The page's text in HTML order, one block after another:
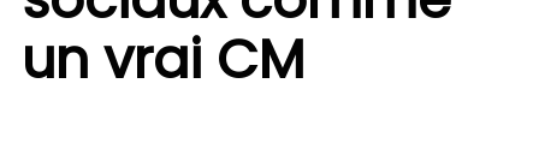
un vrai CM